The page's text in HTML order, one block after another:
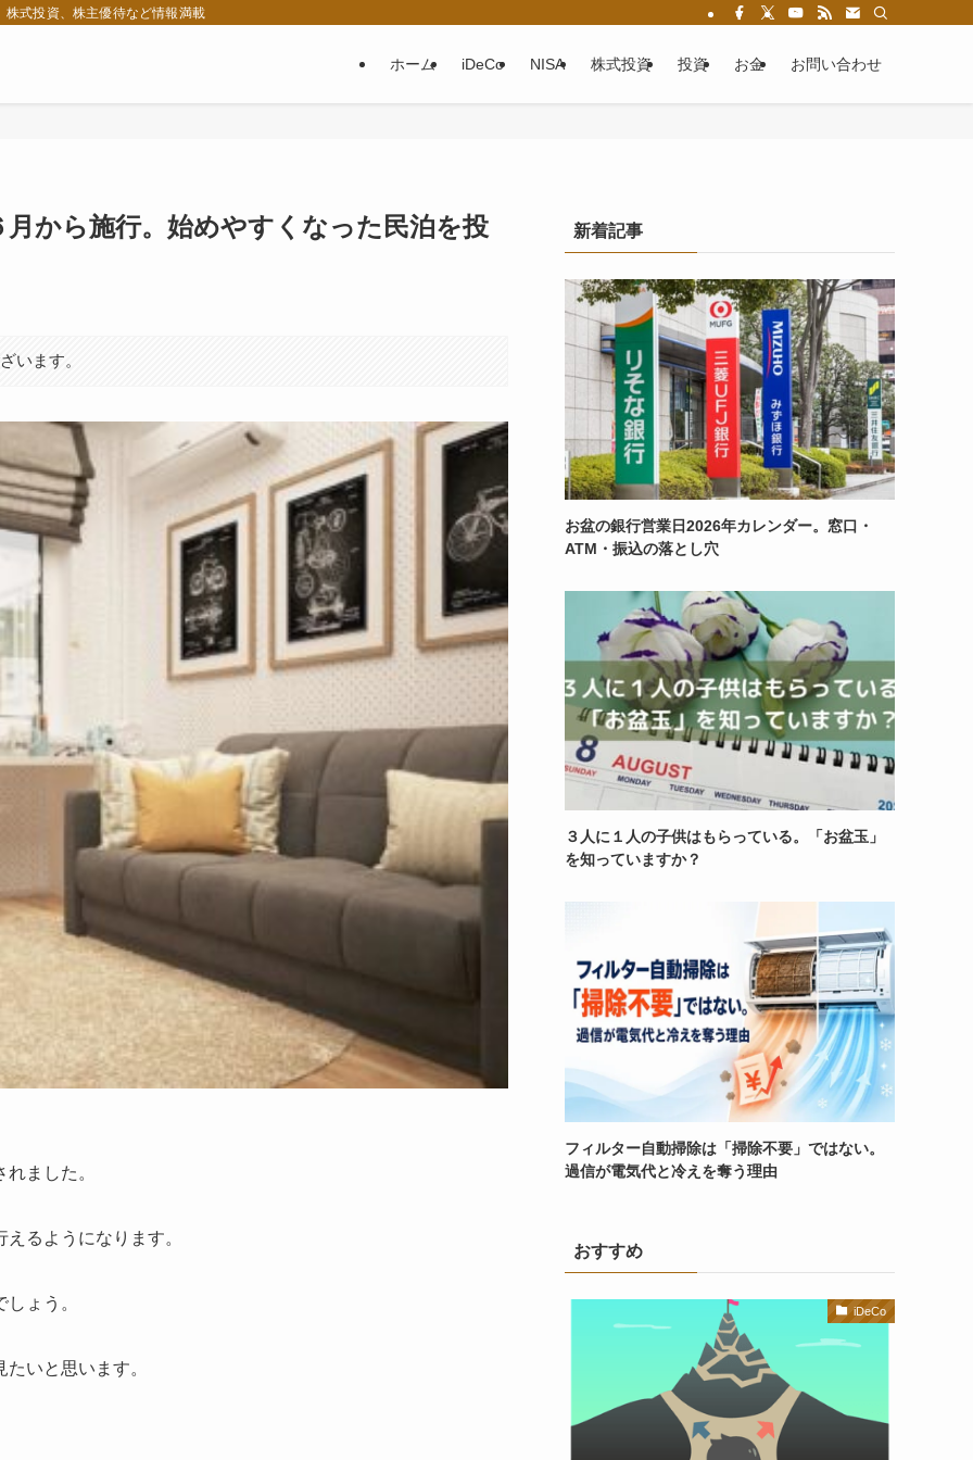
式投資、株主優待など情報満載
ホーム iDeCo NISA 株式投資 投資 お金 お問い合わせ
から施行。始めやすくなった民泊を投
います。
ました。
るようになります。
ょう。
いと思います。
新着記事
お盆の銀行営業日2026年カレンダー。窓口・
ATM・振込の落とし穴
３人に１人の子供はもらっている。「お盆玉」
を知っていますか？
フィルター自動掃除は「掃除不要」ではない。
過信が電気代と冷えを奪う理由
おすすめ
iDeCo